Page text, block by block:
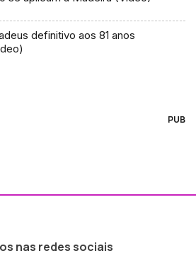
definitivo aos 81 anos
PUB
nas redes sociais